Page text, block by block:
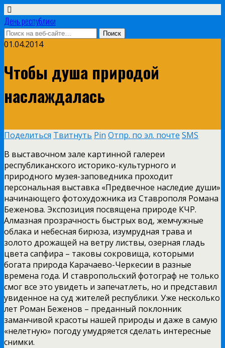
День республики
01.04.2014
Чтобы душа природой
наслаждалась
Поделиться Твитнуть Pin Отпр. по эл. почте SMS
В выставочном зале картинной галереи
республиканского историко-культурного и
природного музея-заповедника проходит
персональная выставка «Предвечное наследие души»
начинающего фотохудожника из Ставрополя Романа
Беженова. Экспозиция посвящена природе КЧР.
Алмазная прозрачность быстрых вод, жемчужные
облака и небесная бирюза, изумрудная трава и
золото дрожащей на ветру листвы, озерная гладь
цвета сапфира – таковы сокровища, которыми
богата природа Карачаево-Черкесии в разные
времена года. И ставропольский фотограф не только
смог все это увидеть и запечатлеть, но и представил
увиденное на суд жителей республики. Уже несколько
лет Роман Беженов – преданный поклонник
заманчивой красоты нашей природы и даже в самую
«нелетную» погоду умудряется сделать интересные
снимки.